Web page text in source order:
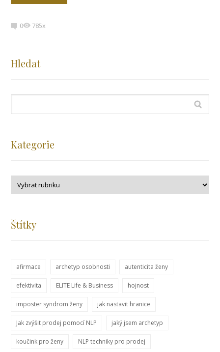
0 785x
Hledat
Kategorie
Štítky
afirmace archetyp osobnosti autenticita ženy
efektivita ELITE Life & Business hojnost
imposter syndrom ženy jak nastavit hranice
Jak zvýšit prodej pomocí NLP jaký jsem archetyp
koučink pro ženy NLP techniky pro prodej